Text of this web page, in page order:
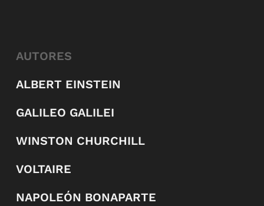
AUTORES
ALBERT EINSTEIN
GALILEO GALILEI
WINSTON CHURCHILL
VOLTAIRE
NAPOLEÓN BONAPARTE